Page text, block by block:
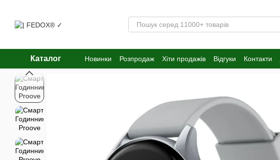
Каталог Новинки Розпродаж Хіти продажів Відгуки Контакти